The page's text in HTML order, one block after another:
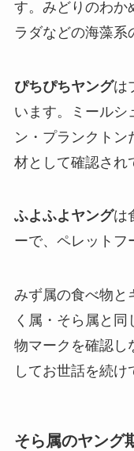
す。みどりのわか
ラダなどの海藻系
ぴちぴちヤングは
います。ミールシ
ン・プランクトン
材として確認され
ふよふよヤングは
ーで、ペレットフ
みず属の食べ物と
く属・そら属と
物マークを確認し
してお世話を続け
そら属のヤング